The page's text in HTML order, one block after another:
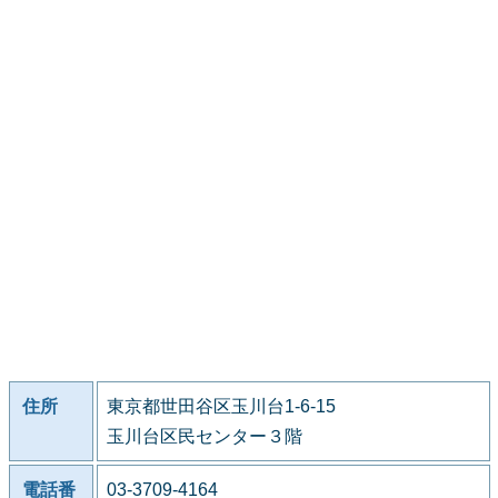
住所
東京都世田谷区玉川台1-6-15
玉川台区民センター３階
電話番 03-3709-4164